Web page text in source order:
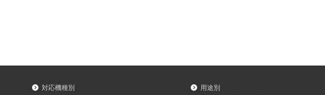
対応機種別
用途別